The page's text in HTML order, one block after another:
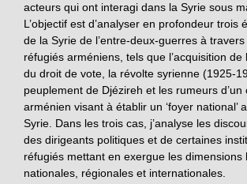
acteurs qui ont interagi dans la Syrie sous
L’objectif est d’analyser en profondeur trois
de la Syrie de l’entre-deux-guerres à
réfugiés arméniens, tels que l’acquisition
du droit de vote, la révolte syrienne (1925-
peuplement de Djézireh et les rumeurs d’un
arménien visant à établir un ‘foyer national’
Syrie. Dans les trois cas, j’analyse les
des dirigeants politiques et de certaines
réfugiés mettant en exergue les dimensions
nationales, régionales et internationales.